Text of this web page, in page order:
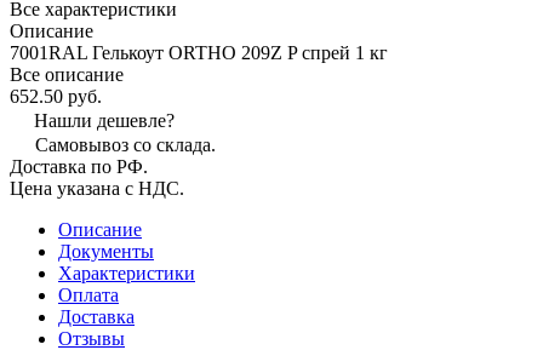
Все характеристики
Описание
7001RAL Гелькоут ORTHO 209Z P спрей 1 кг
Все описание
652.50 руб.
Нашли дешевле?
Самовывоз со склада.
Доставка по РФ.
Цена указана с НДС.
Описание
Документы
Характеристики
Оплата
Доставка
Отзывы